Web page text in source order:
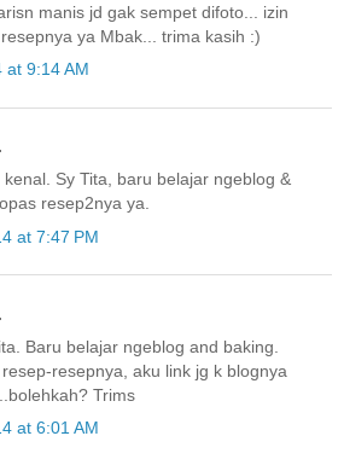
manis jd gak sempet difoto... izin
ya Mbak... trima kasih :)
at 9:14 AM
kenal. Sy Tita, baru belajar ngeblog &
resep2nya ya.
at 7:47 PM
Baru belajar ngeblog and baking.
resepnya, aku link jg k blognya
Trims
at 6:01 AM